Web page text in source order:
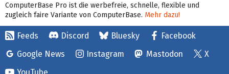
ComputerBase Pro ist die werbefreie, schnelle, flexible und
zugleich faire Variante von ComputerBase. Mehr dazu!
Feeds Discord Bluesky
Facebook
Google News
Instagram Mastodon
X
YouTube